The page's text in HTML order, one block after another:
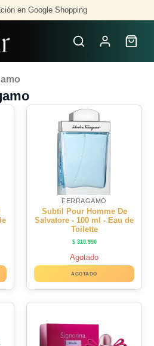
en Google Shopping
FERRAGAMO
Subtil Pour Homme De
Salvatore - 100 ml - Eau de
Toilette
$310.990
Agotado
AGOTADO